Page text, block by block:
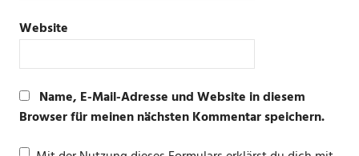
Website
Name, E-Mail-Adresse und Website in diesem
Browser für meinen nächsten Kommentar speichern.